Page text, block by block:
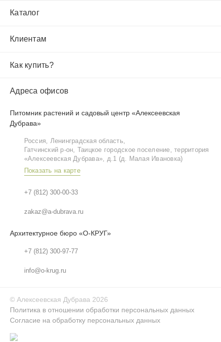
Каталог
Клиентам
Как купить?
Адреса офисов
Питомник растений и садовый центр «Алексеевская
Дубрава»
Россия, Ленинградская область,
Гатчинский р‑он, Таицкое городское поселение, территория
«Алексеевская Дубрава», д.1 (д. Малая Ивановка)
Показать на карте
+7 (812) 300-00-33
zakaz@a-dubrava.ru
Архитектурное бюро «О-КРУГ»
+7 (812) 300-97-77
info@o-krug.ru
© Алексеевская Дубрава 2026
Политика в отношении обработки персональных данных
Согласие на обработку персональных данных